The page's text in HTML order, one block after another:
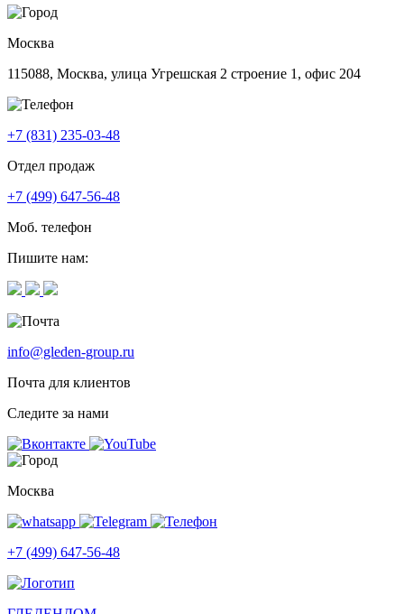
Москва
115088, Москва, улица Угрешская 2 строение 1, офис 204
+7 (831) 235-03-48
Отдел продаж
+7 (499) 647-56-48
Моб. телефон
Пишите нам:
info@gleden-group.ru
Почта для клиентов
Следите за нами
Москва
+7 (499) 647-56-48